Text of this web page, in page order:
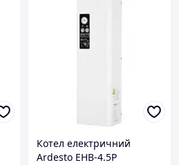
Котел електричний
Ardesto EHB-4.5P